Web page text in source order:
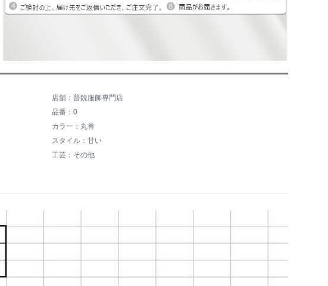
店舗：普鋭服飾専門店
品番：0
カラー：丸首
スタイル：甘い
工芸：その他